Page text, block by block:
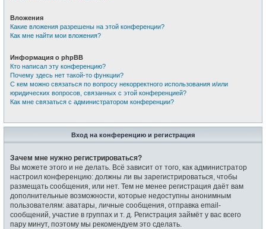
Вложения
Какие вложения разрешены на этой конференции?
Как мне найти мои вложения?
Информация о phpBB
Кто написал эту конференцию?
Почему здесь нет такой-то функции?
С кем можно связаться по вопросу некорректного использования и/или
юридических вопросов, связанных с этой конференцией?
Как мне связаться с администратором конференции?
Вход на конференцию и регистрация
Зачем мне нужно регистрироваться?
Вы можете этого и не делать. Всё зависит от того, как администратор
настроил конференцию: должны ли вы зарегистрироваться, чтобы
размещать сообщения, или нет. Тем не менее регистрация даёт вам
дополнительные возможности, которые недоступны анонимным
пользователям: аватары, личные сообщения, отправка email-
сообщений, участие в группах и т. д. Регистрация займёт у вас всего
пару минут, поэтому мы рекомендуем это сделать.